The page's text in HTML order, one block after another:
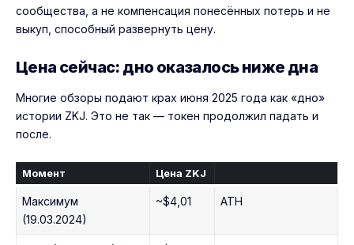
сообщества, а не компенсация понесённых потерь и не
выкуп, способный развернуть цену.
Цена сейчас: дно оказалось ниже дна
Многие обзоры подают крах июня 2025 года как «дно»
истории ZKJ. Это не так — токен продолжил падать и
после.
Момент Цена ZKJ
Максимум
(19.03.2024)
~$4,01 ATH